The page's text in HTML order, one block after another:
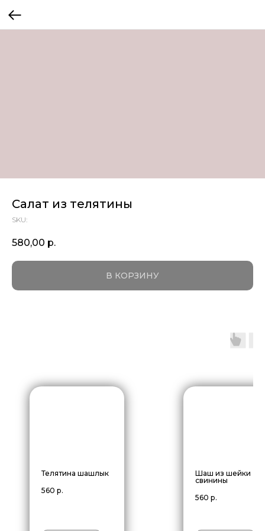
Салат из телятины
SKU:
580,00 р.
В КОРЗИНУ
Телятина шашлык
560 р.
Шаш из шейки
свинины
560 р.